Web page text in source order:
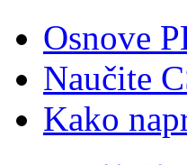
Osnove
Naučite
Kako